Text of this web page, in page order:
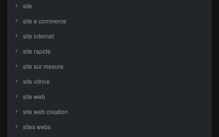
site
site e commerce
site internet
site rapide
site sur mesure
site vitrine
site web
site web creation
sites webs